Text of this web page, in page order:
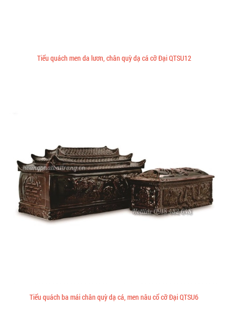
Tiểu quách men da lươn, chân quỳ dạ cá cỡ Đại QTSU12
Tiểu quách ba mái chân quỳ dạ cá, men nâu cổ cỡ Đại QTSU6